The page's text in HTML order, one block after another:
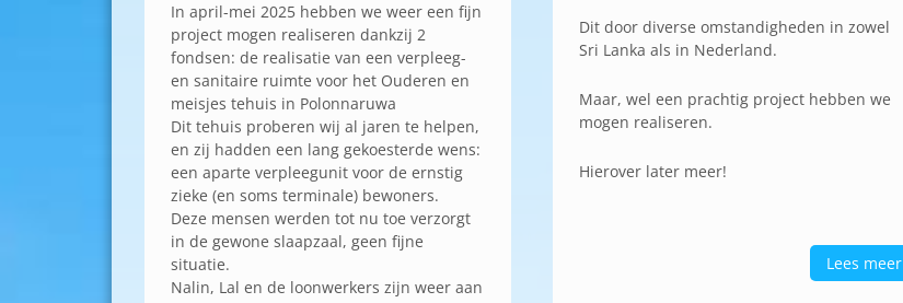
In april-mei 2025 hebben we weer een fijn
project mogen realiseren dankzij 2
fondsen: de realisatie van een verpleeg-
en sanitaire ruimte voor het Ouderen en
meisjes tehuis in Polonnaruwa
Dit tehuis proberen wij al jaren te helpen,
en zij hadden een lang gekoesterde wens:
een aparte verpleegunit voor de ernstig
zieke (en soms terminale) bewoners.
Deze mensen werden tot nu toe verzorgt
in de gewone slaapzaal, geen fijne
situatie.
Nalin, Lal en de loonwerkers zijn weer aan
Dit door diverse omstandigheden in zowel
Sri Lanka als in Nederland.
Maar, wel een prachtig project hebben we
mogen realiseren.
Hierover later meer!
Lees meer